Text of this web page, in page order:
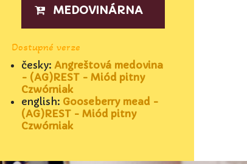
MEDOVINÁRNA
Dostupné verze
česky: Angreštová medovina
- (AG)REST - Miód pitny
Czwórniak
english: Gooseberry mead -
(AG)REST - Miód pitny
Czwórniak